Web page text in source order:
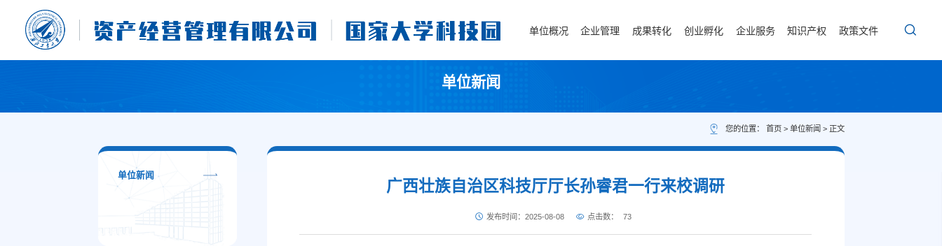
单位概况 企业管理 成果转化 创业孵化 企业服务 知识产权 政策文件
单位新闻
您的位置： 首页 > 单位新闻 > 正文
单位新闻
广西壮族自治区科技厅厅长孙睿君一行来校调研
发布时间：2025-08-08 点击数： 73